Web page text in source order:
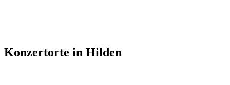
Konzertorte in Hilden